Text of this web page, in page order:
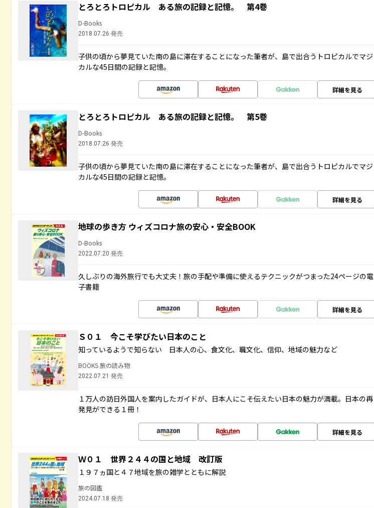
とろとろトロピカル ある旅の記録と記憶。 第4巻
D-Books
2018.07.26 発売
子供の頃から夢見ていた南の島に滞在することになった筆者が、島で出合うトロピカルでマジ
カルな45日間の記録と記憶。
詳細を見る
とろとろトロピカル ある旅の記録と記憶。 第5巻
D-Books
2018.07.26 発売
子供の頃から夢見ていた南の島に滞在することになった筆者が、島で出合うトロピカルでマジ
カルな45日間の記録と記憶。
詳細を見る
地球の歩き方 ウィズコロナ旅の安心・安全BOOK
D-Books
2022.07.20 発売
久しぶりの海外旅行でも大丈夫！旅の手配や準備に使えるテクニックがつまった24ページの電
子書籍
詳細を見る
Ｓ０１ 今こそ学びたい日本のこと
知っているようで知らない 日本人の心、食文化、職文化、信仰、地域の魅力など
BOOKS 旅の読み物
2022.07.21 発売
１万人の訪日外国人を案内したガイドが、日本人にこそ伝えたい日本の魅力が満載。日本の再
発見ができる１冊！
詳細を見る
Ｗ０１ 世界２４４の国と地域 改訂版
１９７ヵ国と４７地域を旅の雑学とともに解説
旅の図鑑
2024.07.18 発売